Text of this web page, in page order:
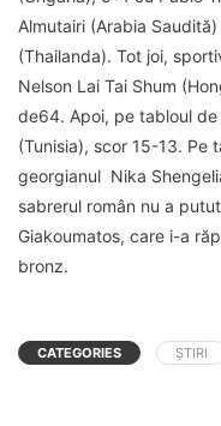
Almutairi (Arabia
(Thailanda). Tot joi,
Nelson Lai Tai Shum
de64. Apoi, pe tabloul
(Tunisia), scor 15-13. Pe
georgianul Nika
sabrerul român nu a
Giakoumatos, care i-a
bronz.
CATEGORIES ȘTIRI